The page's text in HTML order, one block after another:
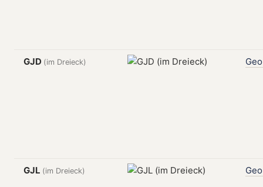
GJD (im Dreieck)
GJL (im Dreieck)